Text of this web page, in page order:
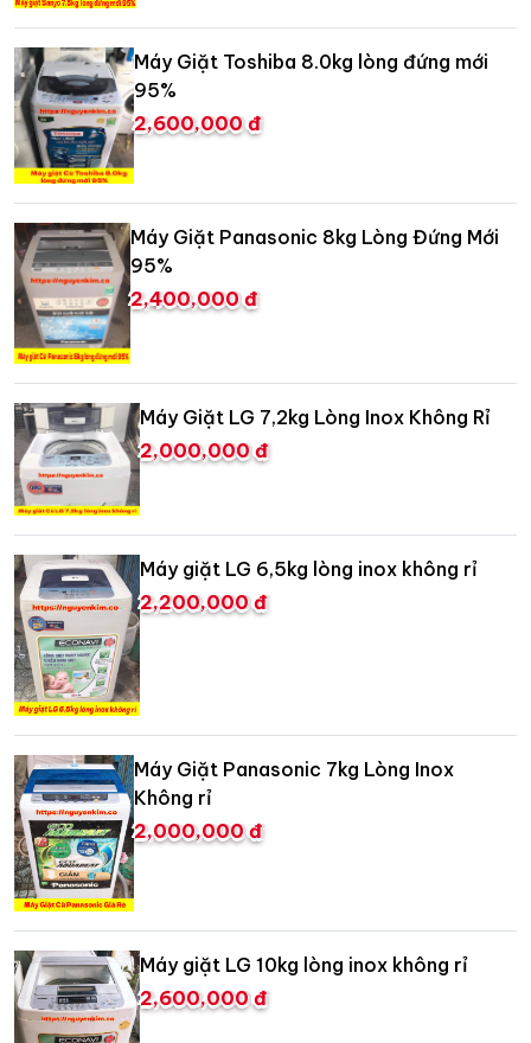
Máy Giặt Toshiba 8.0kg lòng đứng mới
95%
2,600,000 đ
Máy Giặt Panasonic 8kg Lòng Đứng Mới
95%
2,400,000 đ
Máy Giặt LG 7,2kg Lòng Inox Không Rỉ
2,000,000 đ
Máy giặt LG 6,5kg lòng inox không rỉ
2,200,000 đ
Máy Giặt Panasonic 7kg Lòng Inox
Không rỉ
2,000,000 đ
Máy giặt LG 10kg lòng inox không rỉ
2,600,000 đ